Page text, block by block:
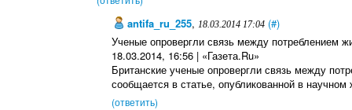
antifa_ru_255, 18.03.2014 17:04 (#)
Ученые опровергли связь между потреблением
18.03.2014, 16:56 | «Газета.Ru»
Британские ученые опровергли связь между
сообщается в статье, опубликованной в
(ответить)